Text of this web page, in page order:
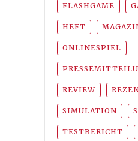
FLASHGAME
HEFT
ONLINESPIEL
REVIEW
SIMULATION
TESTBERICHT